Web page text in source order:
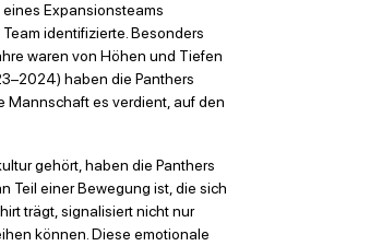
Expansionsteams
identifizierte. Besonders
waren von Höhen und Tiefen
haben die Panthers
Mannschaft es verdient, auf den
gehört, haben die Panthers
Teil einer Bewegung ist, die sich
trägt, signalisiert nicht nur
können. Diese emotionale